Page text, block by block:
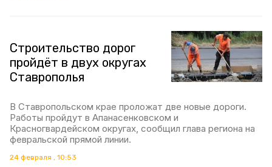
Строительство дорог
пройдёт в двух округах
Ставрополья
В Ставропольском крае проложат две новые дороги.
Работы пройдут в Апанасенковском и
Красногвардейском округах, сообщил глава региона на
февральской прямой линии.
24 февраля , 10:53